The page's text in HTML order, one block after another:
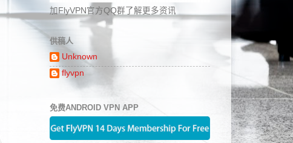
加FlyVPN官方QQ群了解更多资讯
供稿人
Unknown
flyvpn
免费ANDROID VPN APP